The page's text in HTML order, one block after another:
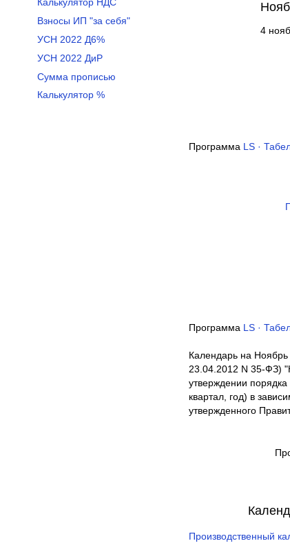
4
Программа LS ·
Программа LS ·
Календарь на
23.04.2012 N 35-ФЗ)
утверждении
квартал, год) в
утвержденного
Производственный
Калькулятор НДС
Взносы ИП "за себя"
УСН 2022 Д6%
УСН 2022 ДиР
Сумма прописью
Калькулятор %